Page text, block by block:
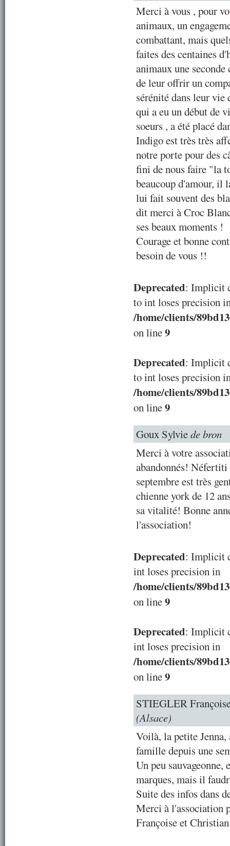
Merci à vous , pour
animaux, un
combattant, mais
faites des centaines
animaux une
de leur offrir un
sérénité dans leur
qui a eu un début de
soeurs , a été placé
Indigo est très très
notre porte pour des
fini de nous faire "la
beaucoup d'amour, il
lui fait souvent des
dit merci à Croc
ses beaux moments !
Courage et bonne
besoin de vous !!
Deprecated: Implicit
to int loses precision
/home/clients/
on line9
Deprecated: Implicit
to int loses precision
/home/clients/
on line9
Goux Sylviede bron
Merci à votre
abandonnés!
septembre est très
chienne york de 12
sa vitalité! Bonne
l'association!
Deprecated: Implicit
int loses precision in
/home/clients/
on line9
Deprecated: Implicit
int loses precision in
/home/clients/
on line9
STIEGLER
(Alsace)
Voilà, la petite
famille depuis une
Un peu sauvageonne,
marques, mais il
Suite des infos dans
Merci à l'association
Françoise et Christian